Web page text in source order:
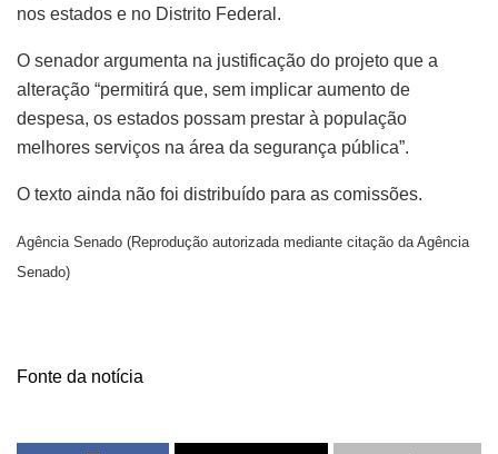
nos estados e no Distrito Federal.
O senador argumenta na justificação do projeto que a
alteração “permitirá que, sem implicar aumento de
despesa, os estados possam prestar à população
melhores serviços na área da segurança pública”.
O texto ainda não foi distribuído para as comissões.
Agência Senado (Reprodução autorizada mediante citação da Agência
Senado)
Fonte da notícia